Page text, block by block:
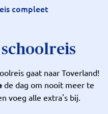
compleet
gaat naar Toverland!
de dag om nooit meer te
voeg alle extra's bij.